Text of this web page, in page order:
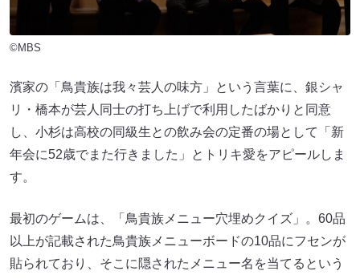
©MBS
濱家の「鳥貴族は我々芸人の味方」という言葉に、銀シャ
リ・橋本が芸人同士の打ち上げで利用したばかりと同意
し、小杉は高校の同級生との飲み会の定番の場として「新
年会に52歳でまた行きました」とトリキ愛をアピールしま
す。
最初のゲームは、「鳥貴族メニュー穴埋めクイズ」。60品
以上が記載された鳥貴族メニューボードの10品にフセンが
貼られており、そこに隠されたメニュー名を当てるという